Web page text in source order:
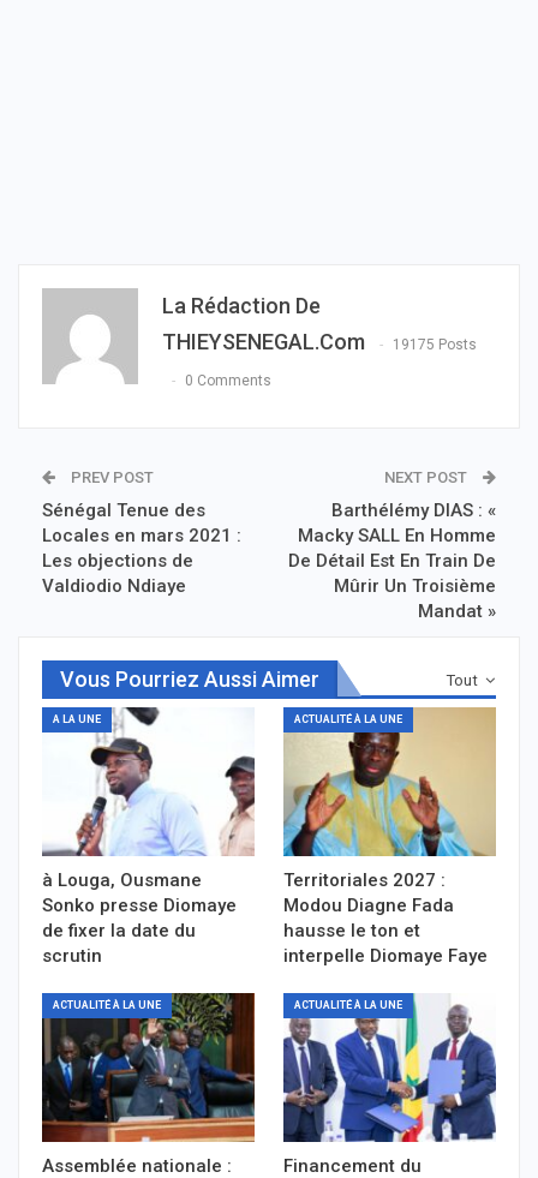
La Rédaction De
THIEYSENEGAL.com
19175 Posts
0 Comments
PREV POST
Sénégal Tenue des
Locales en mars 2021 :
Les objections de
Valdiodio Ndiaye
NEXT POST
Barthélémy DIAS : «
Macky SALL En Homme
De Détail Est En Train De
Mûrir Un Troisième
Mandat »
Tout
Vous Pourriez Aussi Aimer
A LA UNE
à Louga, Ousmane
Sonko presse Diomaye
de fixer la date du
scrutin
ACTUALITÉ À LA UNE
Territoriales 2027 :
Modou Diagne Fada
hausse le ton et
interpelle Diomaye Faye
ACTUALITÉ À LA UNE
Assemblée nationale :
ACTUALITÉ À LA UNE
Financement du